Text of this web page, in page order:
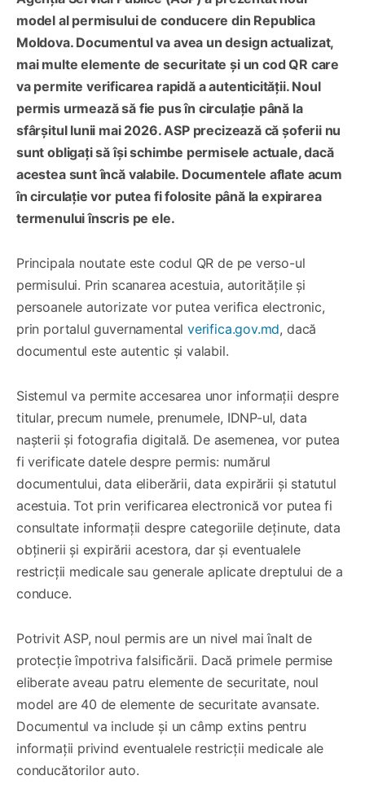
model al permisului de conducere din Republica
Moldova. Documentul va avea un design actualizat,
mai multe elemente de securitate și un cod QR care
va permite verificarea rapidă a autenticității. Noul
permis urmează să fie pus în circulație până la
sfârșitul lunii mai 2026. ASP precizează că șoferii nu
sunt obligați să își schimbe permisele actuale, dacă
acestea sunt încă valabile. Documentele aflate acum
în circulație vor putea fi folosite până la expirarea
termenului înscris pe ele.
Principala noutate este codul QR de pe verso-ul
permisului. Prin scanarea acestuia, autoritățile și
persoanele autorizate vor putea verifica electronic,
prin portalul guvernamental verifica.gov.md, dacă
documentul este autentic și valabil.
Sistemul va permite accesarea unor informații despre
titular, precum numele, prenumele, IDNP-ul, data
nașterii și fotografia digitală. De asemenea, vor putea
fi verificate datele despre permis: numărul
documentului, data eliberării, data expirării și statutul
acestuia. Tot prin verificarea electronică vor putea fi
consultate informații despre categoriile deținute, data
obținerii și expirării acestora, dar și eventualele
restricții medicale sau generale aplicate dreptului de a
conduce.
Potrivit ASP, noul permis are un nivel mai înalt de
protecție împotriva falsificării. Dacă primele permise
eliberate aveau patru elemente de securitate, noul
model are 40 de elemente de securitate avansate.
Documentul va include și un câmp extins pentru
informații privind eventualele restricții medicale ale
conducătorilor auto.